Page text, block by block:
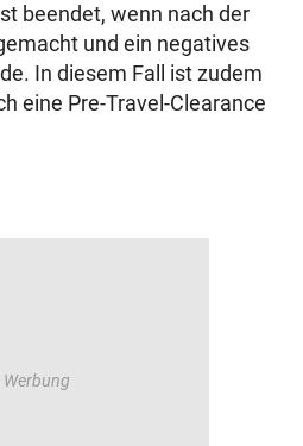
beendet, wenn nach der
und ein negatives
In diesem Fall ist zudem
eine Pre-Travel-Clearance